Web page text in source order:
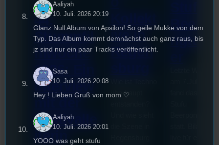
Nguyen
44.
Stummfil
mwoche
2026: Ein
Interview
mit der
Festivalle
iterin
ive in
Regen
überhaupt
Beerpo
ngturni
Aaliyah
10. Juli. 2026 20:19
Glanz Null Album von Apsilon! So geile Mukke von dem
Typ. Das Album kommt demnächst auch ganz raus, bis
jz sind nur ein paar Tracks veröffentlicht.
Sasa
10. Juli. 2026 20:08
Hey ! Lieben Gruß von mom ♡
Aaliyah
10. Juli. 2026 20:01
YOOO was geht stufu